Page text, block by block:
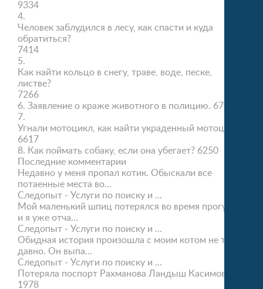
9334
4.
Человек заблудился в лесу, как спасти и куда
обратиться?
7414
5.
Как найти кольцо в снегу, траве, воде, песке,
листве?
7266
6. Заявление о краже животного в полицию. 6745
7.
Угнали мотоцикл, как найти украденный мотоцикл?
6617
8. Как поймать собаку, если она убегает? 6250
Последние комментарии
Недавно у меня пропал котик. Обыскали все
потаенные места во...
Следопыт - Услуги по поиску и ...
Мой маленький шпиц потерялся во время прогулки,
и я уже отча...
Следопыт - Услуги по поиску и ...
Обидная история произошла с моим котом не так
давно. Он выпа...
Следопыт - Услуги по поиску и ...
Потеряла поспорт Рахманова Ландыш Касимовна
1978